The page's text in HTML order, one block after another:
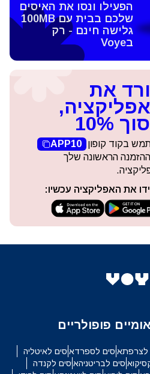
הפעילו ונסו את האיסים
שלכם בבית עם 100MB
גלישה חינם - רק
בVoye
את
10%
בקוד קופון
APP10
הראשונה שלך
את האפליקציה עכשיו:
פופולריים
לצרפתאיסים לספרדאיסים לאיטליה
איסים לבריטניהאיסים לקנדה